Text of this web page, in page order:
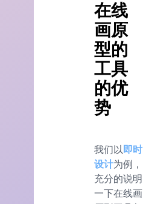
在线
画原
型的
工具
的优
势
我们以即时
设计为例，
充分的说明
一下在线画